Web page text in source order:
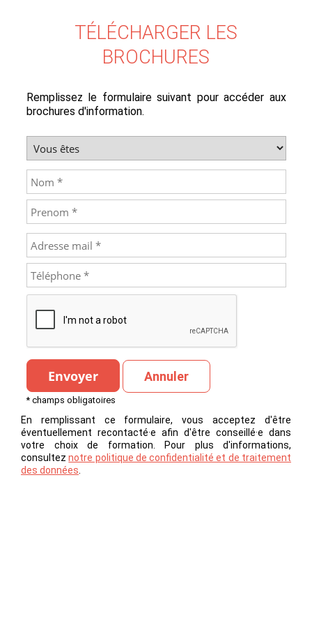
TÉLÉCHARGER LES
BROCHURES
Remplissez le formulaire suivant pour accéder aux
brochures d'information.
Annuler
* champs obligatoires
En remplissant ce formulaire, vous acceptez d'être
éventuellement recontacté·e afin d'être conseillé·e dans
votre choix de formation. Pour plus d'informations,
consulteznotre politique de confidentialité et de traitement
des données